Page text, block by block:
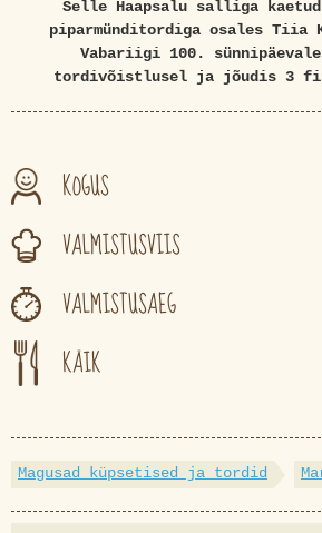
Selle Haapsalu salliga
piparmünditordiga osales Tiia
Vabariigi 100. sünnipäevale
tordivõistlusel ja jõudis 3
KOGUS
VALMISTUSVIIS
VALMISTUSAEG
KÄIK
Magusad küpsetised ja tordid